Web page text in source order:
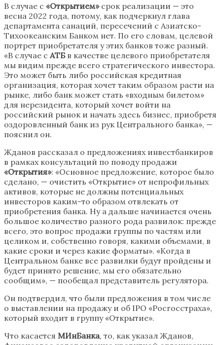
В случае с «Открытием»срок реализации — это
весна 2022 года, потому, как подчеркнул глава
департамента санаций, пересечений с Азиатско-
Тихоокеанским Банком нет. По его словам, целевой
портрет приобретателя у этих банков тоже разный.
«В случае с АТБв качестве целевого приобретателя
мы видим прежде всего стратегического инвестора.
Это может быть либо российская кредитная
организация, которая хочет таким образом расти на
рынке, либо банк может стать «входным билетом»
для нерезидента, который хочет войти на
российский рынок и начать здесь бизнес, приобретя
оздоровленный банк из рук Центрального банка», —
пояснил он.
Жданов рассказал о предложениях инвестбанкиров
в рамках консультаций по поводу продажи
«Открытия»: «Основное предложение, которое было
сделано, — очистить «Открытие» от непрофильных
активов, которые не должны потенциальных
инвесторов каким-то образом отвлекать от
приобретения банка. Ну а дальше начинается очень
большое количество разного рода развилок: прежде
всего, это вопрос продажи группы по частям или
целиком и, собственно говоря, какими объемами, в
какие сроки и через какие форматы». «Когда в
Центральном банке все развилки будут пройдены и
будет принято решение, мы его обязательно
сообщим», — пообещал представитель регулятора.
Он подтвердил, что были предложения в том числе
о выставлении на продажу и об IPO «Росгосстраха»,
который входит в группу «Открытие».
Что касается МИнБанка, то, как указал Жданов,